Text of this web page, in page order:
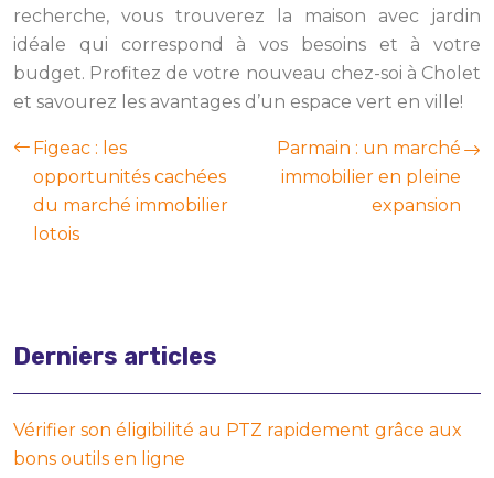
recherche, vous trouverez la maison avec jardin
idéale qui correspond à vos besoins et à votre
budget. Profitez de votre nouveau chez-soi à Cholet
et savourez les avantages d’un espace vert en ville!
Figeac : les
opportunités cachées
du marché immobilier
lotois
Parmain : un marché
immobilier en pleine
expansion
Derniers articles
Vérifier son éligibilité au PTZ rapidement grâce aux
bons outils en ligne